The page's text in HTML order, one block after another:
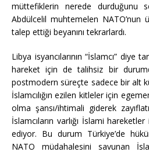
müttefiklerin nerede durduğunu
Abdülcelil muhtemelen NATO’nun
talep ettiği beyanını tekrarlardı.
Libya isyancılarının “İslamcı” diye
hareket için de talihsiz bir
postmodern süreçte sadece bir alt
İslamcılığın ezilen kitleler için
olma şansı/ihtimali giderek
İslamcıların varlığı İslami
ediyor. Bu durum Türkiye’de
NATO müdahalesini savunan